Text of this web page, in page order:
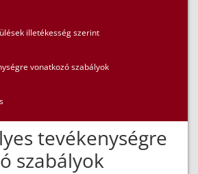
vonatkozó szabályok
illetékesség szerint
vonatkozó szabályok
tevékenységre
szabályok